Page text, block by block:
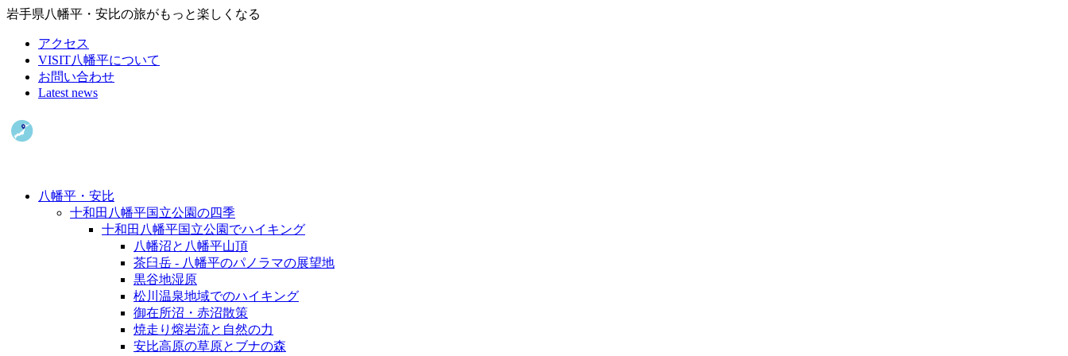
岩手県八幡平・安比の旅がもっと楽しくなる
アクセス
VISIT八幡平について
お問い合わせ
Latest news
八幡平・安比
十和田八幡平国立公園の四季
十和田八幡平国立公園でハイキング
八幡沼と八幡平山頂
茶臼岳 - 八幡平のパノラマの展望地
黒谷地湿原
松川温泉地域でのハイキング
御在所沼・赤沼散策
焼走り熔岩流と自然の力
安比高原の草原とブナの森